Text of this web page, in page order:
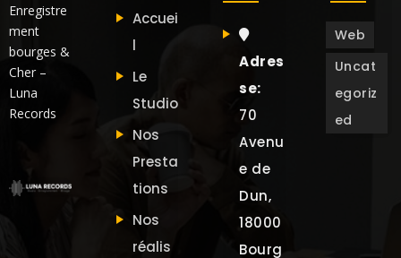
Enregistre
ment
bourges &
Cher –
Luna
Records
Accuei
l
Le
Studio
Nos
Presta
tions
Nos
réalis
Adres
se:
70
Avenu
e de
Dun,
18000
Bourg
Web
Uncat
egoriz
ed